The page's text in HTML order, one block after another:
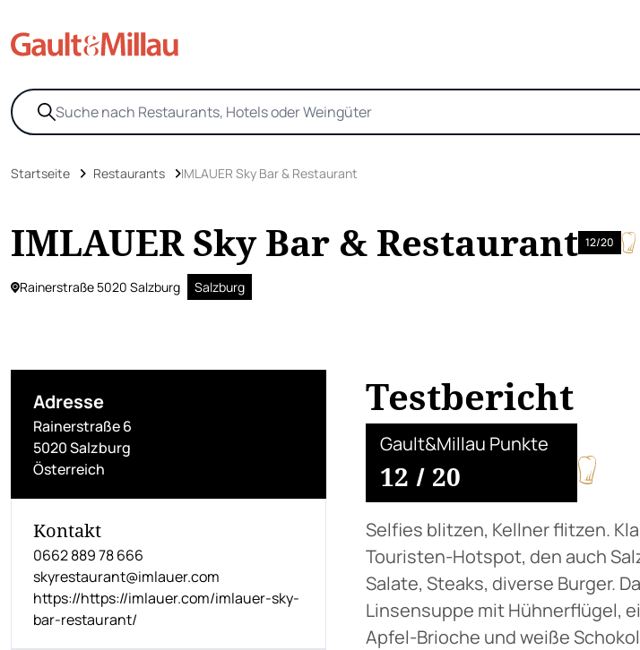
Startseite Restaurants IMLAUER Sky Bar & Restaurant
IMLAUER Sky Bar & Restaurant 12/20
Rainerstraße 5020 Salzburg Salzburg
Adresse
Rainerstraße 6
5020 Salzburg
Österreich
Kontakt
0662 889 78 666
skyrestaurant@imlauer.com
https://https://imlauer.com/imlauer-sky-
bar-restaurant/
Testbericht
Gault&Millau Punkte
12 / 20
Selfies blitzen, Kellner flitzen.
Touristen-Hotspot, den auch
Salate, Steaks, diverse Burger.
Linsensuppe mit Hühnerflügel,
Apfel-Brioche und weiße